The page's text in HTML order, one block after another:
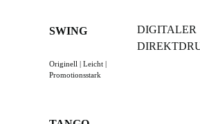
SWING
Originell | Leicht |
Promotionsstark
DIGITALER